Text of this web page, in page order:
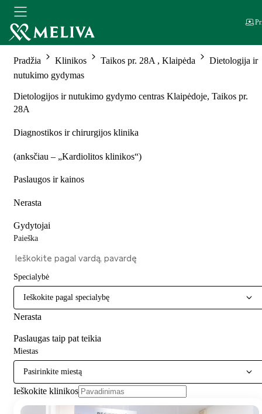
Pradžia Klinikos Taikos pr. 28A , Klaipėda
Dietologija ir
nutukimo gydymas
Dietologijos ir nutukimo gydymo centras Klaipėdoje, Taikos pr.
28A
Diagnostikos ir chirurgijos klinika
(anksčiau – „Kardiolitos klinikos“)
Paslaugos ir kainos
Nerasta
Gydytojai
Paieška
Specialybė
Ieškokite pagal specialybę
Nerasta
Paslaugas taip pat teikia
Miestas
Pasirinkite miestą
Ieškokite klinikos